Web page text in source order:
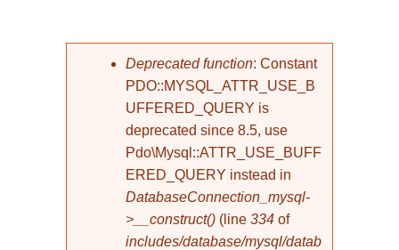
Fehlermeldung
Deprecated function: Constant
PDO::MYSQL_ATTR_USE_B
UFFERED_QUERY is
deprecated since 8.5, use
Pdo\Mysql::ATTR_USE_BUFF
ERED_QUERY instead in
DatabaseConnection_mysql-
>__construct() (line 334 of
includes/database/mysql/datab